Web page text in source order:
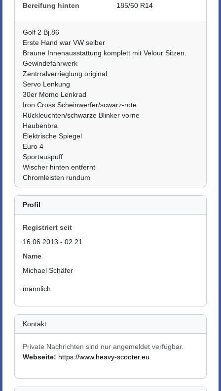
Bereifung hinten
185/60 R14
Golf 2 Bj.86
Erste Hand war VW selber
Braune Innenausstattung komplett mit Velour Sitzen.
Gewindefahrwerk
Zentrralverrieglung original
Servo Lenkung
30er Momo Lenkrad
Iron Cross Scheinwerfer/scwarz-rote
Rückleuchten/schwarze Blinker vorne
Haubenbra
Elektrische Spiegel
Euro 4
Sportauspuff
Wischer hinten entfernt
Chromleisten rundum
Profil
Registriert seit
16.06.2013 - 02:21
Name
Michael Schäfer
männlich
Kontakt
Private Nachrichten sind nur angemeldet verfügbar.
Webseite: https://www.heavy-scooter.eu